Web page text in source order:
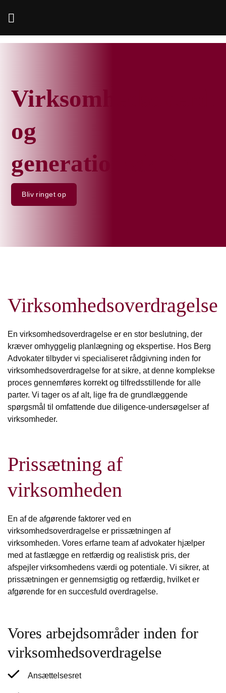
og
generationsskifte
Bliv ringet op
Virksomhedsoverdragelse
En virksomhedsoverdragelse er en stor beslutning, der
kræver omhyggelig planlægning og ekspertise. Hos Berg
Advokater tilbyder vi specialiseret rådgivning inden for
virksomhedsoverdragelse for at sikre, at denne komplekse
proces gennemføres korrekt og tilfredsstillende for alle
parter. Vi tager os af alt, lige fra de grundlæggende
spørgsmål til omfattende due diligence-undersøgelser af
virksomheder.
Prissætning af
virksomheden
En af de afgørende faktorer ved en
virksomhedsoverdragelse er prissætningen af
virksomheden. Vores erfarne team af advokater hjælper
med at fastlægge en retfærdig og realistisk pris, der
afspejler virksomhedens værdi og potentiale. Vi sikrer, at
prissætningen er gennemsigtig og retfærdig, hvilket er
afgørende for en succesfuld overdragelse.
Vores arbejdsområder inden for
virksomhedsoverdragelse
Ansættelsesret